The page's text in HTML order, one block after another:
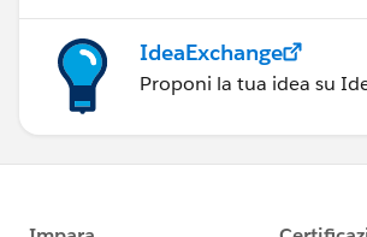
IdeaExchange
Proponi la tua idea su